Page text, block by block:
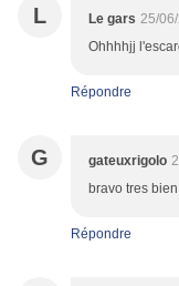
L Le gars 25/
Ohhhhjj
Répondre
G gateuxrigolo
bravo tres
Répondre